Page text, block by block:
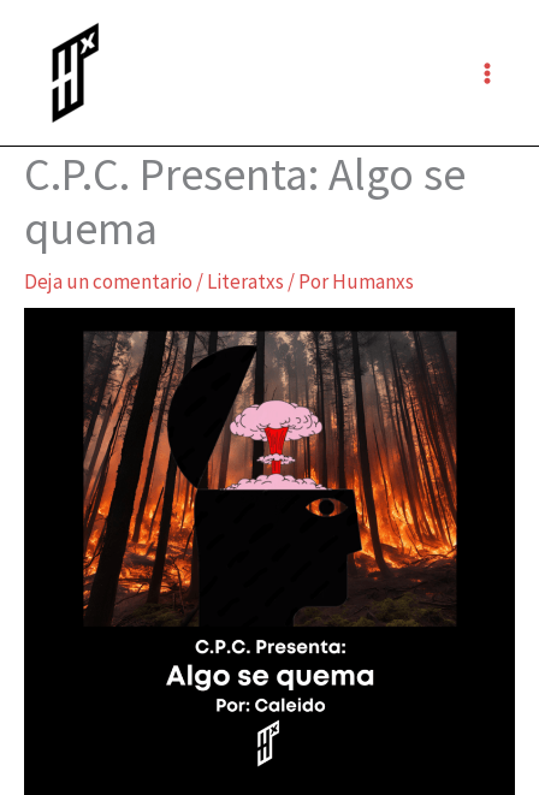
contenido
C.P.C. Presenta: Algo se
quema
Deja un comentario /Literatxs / PorHumanxs